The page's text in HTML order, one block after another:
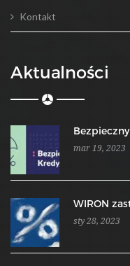
Kontakt
Aktualności
mar 19, 2023
WIRON
sty 28, 2023